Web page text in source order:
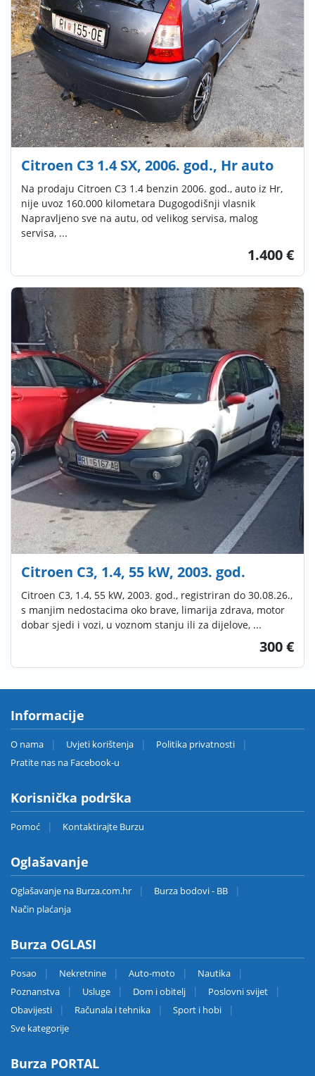
Citroen C3 1.4 SX, 2006. god., Hr auto
Na prodaju Citroen C3 1.4 benzin 2006. god., auto iz Hr,
nije uvoz 160.000 kilometara Dugogodišnji vlasnik
Napravljeno sve na autu, od velikog servisa, malog
servisa, ...
1.400 €
Citroen C3, 1.4, 55 kW, 2003. god.
Citroen C3, 1.4, 55 kW, 2003. god., registriran do 30.08.26.,
s manjim nedostacima oko brave, limarija zdrava, motor
dobar sjedi i vozi, u voznom stanju ili za dijelove, ...
300 €
Informacije
O nama Uvjeti korištenja
Politika privatnosti
Pratite nas na Facebook-u
Korisnička podrška
Pomoć Kontaktirajte Burzu
Oglašavanje
Oglašavanje na Burza.com.hr
Burza bodovi - BB
Način plaćanja
Burza OGLASI
Posao Nekretnine Auto-moto
Nautika
Poznanstva
Usluge Dom i obitelj
Poslovni svijet
Obavijesti
Računala i tehnika
Sport i hobi
Sve kategorije
Burza PORTAL